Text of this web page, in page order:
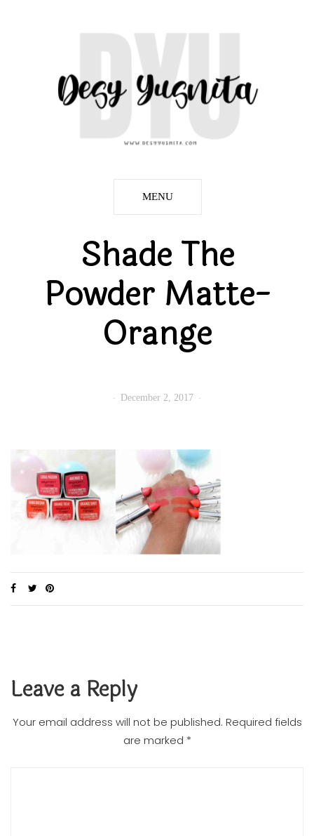
MENU
Shade The
Powder Matte-
Orange
December 2, 2017
Leave a Reply
Your email address will not be published. Required fields
are marked *